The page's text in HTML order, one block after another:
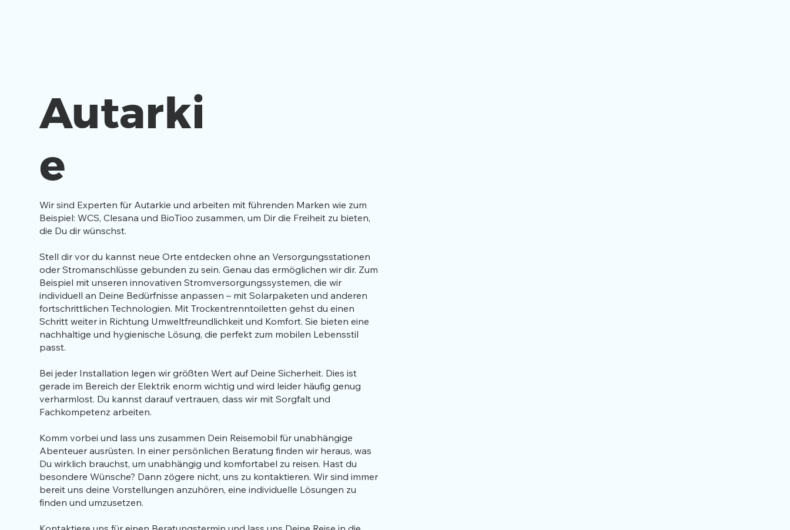
Wir sind Experten für Autarkie und arbeiten mit führenden Marken wie zum
Beispiel: WCS, Clesana und BioTioo zusammen, um Dir die Freiheit zu bieten,
die Du dir wünschst.
Stell dir vor du kannst neue Orte entdecken ohne an Versorgungsstationen
oder Stromanschlüsse gebunden zu sein. Genau das ermöglichen wir dir. Zum
Beispiel mit unseren innovativen Stromversorgungssystemen, die wir
individuell an Deine Bedürfnisse anpassen – mit Solarpaketen und anderen
fortschrittlichen Technologien. Mit Trockentrenntoiletten gehst du einen
Schritt weiter in Richtung Umweltfreundlichkeit und Komfort. Sie bieten eine
nachhaltige und hygienische Lösung, die perfekt zum mobilen Lebensstil
passt.
Bei jeder Installation legen wir größten Wert auf Deine Sicherheit. Dies ist
gerade im Bereich der Elektrik enorm wichtig und wird leider häufig genug
verharmlost. Du kannst darauf vertrauen, dass wir mit Sorgfalt und
Fachkompetenz arbeiten.
Komm vorbei und lass uns zusammen Dein Reisemobil für unabhängige
Abenteuer ausrüsten. In einer persönlichen Beratung finden wir heraus, was
Du wirklich brauchst, um unabhängig und komfortabel zu reisen. Hast du
besondere Wünsche? Dann zögere nicht, uns zu kontaktieren. Wir sind immer
bereit uns deine Vorstellungen anzuhören, eine individuelle Lösungen zu
finden und umzusetzen.
Autarki
e